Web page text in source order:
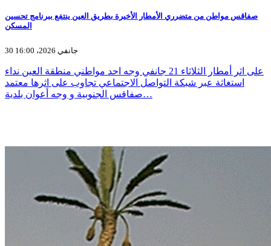
صفاقس مواطن من متضرري الأمطار الأخيرة بطريق العين ينتفع ببرنامج تحسين
المسكن
30 جانفي 2026، 16:00
على اثر أمطار الثلاثاء 21 جانفي وجه احد مواطني منطقة العين نداء
استغاثة عبر شبكة التواصل الاجتماعي تجاوب على اثرها معتمد
صفاقس الجنوبية و وجه أعوان بلدية…